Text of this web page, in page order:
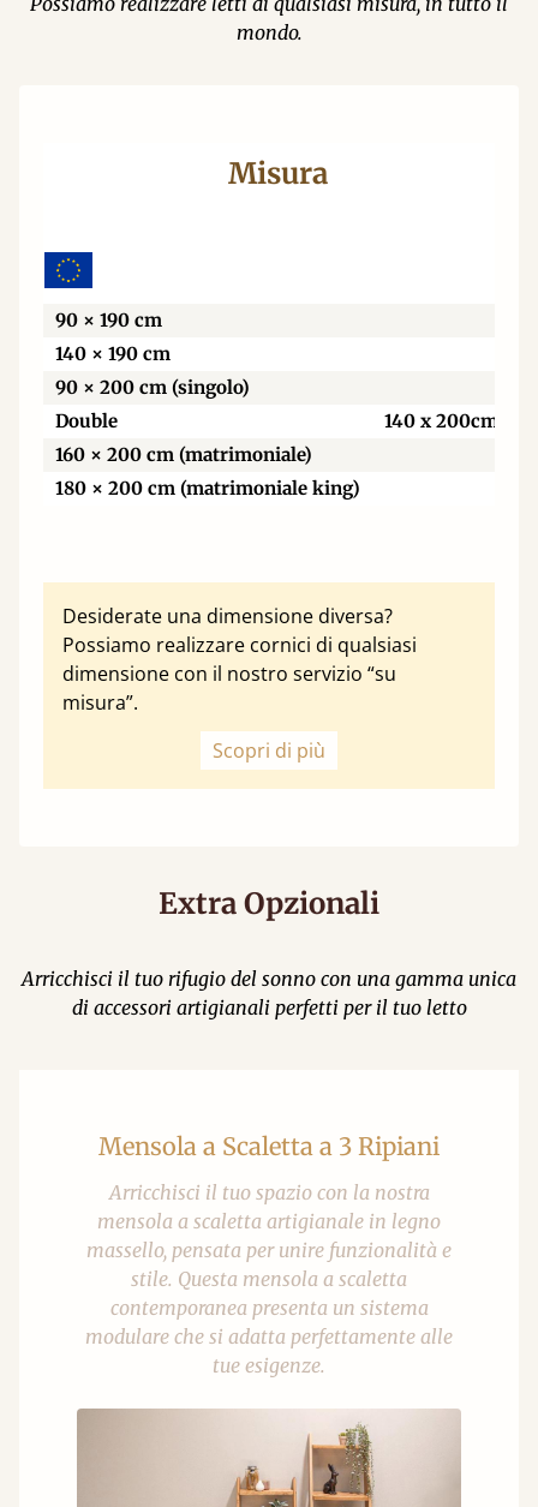
mondo.
Misura
90 × 190 cm
140 × 190 cm
90 × 200 cm (singolo)
Double
140 x 200cm
160 × 200 cm (matrimoniale)
180 × 200 cm (matrimoniale king)
Desiderate una dimensione diversa?
Possiamo realizzare cornici di qualsiasi
dimensione con il nostro servizio “su
misura”.
Scopri di più
Extra Opzionali
Arricchisci il tuo rifugio del sonno con una gamma unica
di accessori artigianali perfetti per il tuo letto
Mensola a Scaletta a 3 Ripiani
Arricchisci il tuo spazio con la nostra
mensola a scaletta artigianale in legno
massello, pensata per unire funzionalità e
stile. Questa mensola a scaletta
contemporanea presenta un sistema
modulare che si adatta perfettamente alle
tue esigenze.